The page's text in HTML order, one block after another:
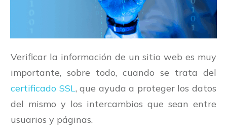
Verificar la información de un sitio web es muy
importante, sobre todo, cuando se trata del
certificado SSL, que ayuda a proteger los datos
del mismo y los intercambios que sean entre
usuarios y páginas.